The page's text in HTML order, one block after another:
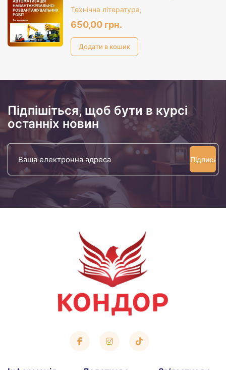
навчальний посібник. 2-е вид.
перероблене і доповнене.
Технічна література,
650,00 грн.
Підпішіться, щоб бути в курсі
останніх новин
Ваша
електронна